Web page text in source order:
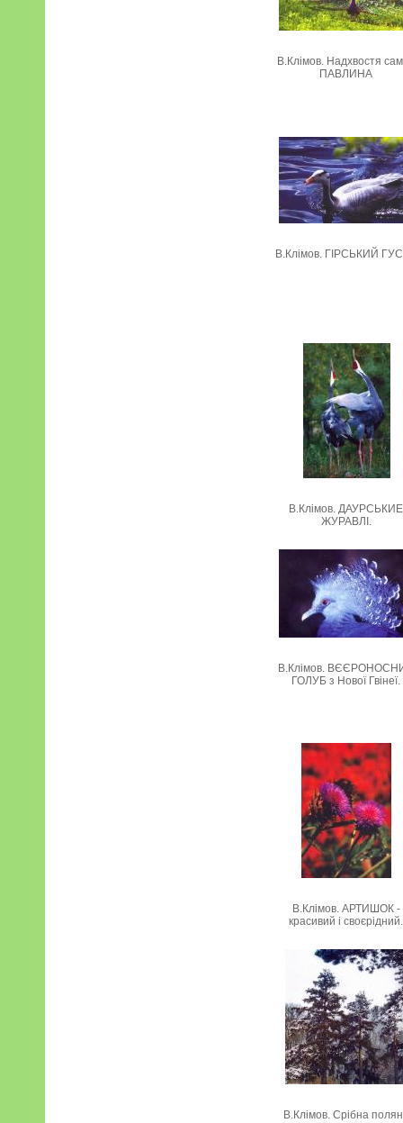
В.Клімов. Надхвостя
ПАВЛИНА
В.Клімов. ГІРСЬКИЙ
В.Клімов. ДАУРСЬКИЕ
ЖУРАВЛІ.
В.Клімов.
ГОЛУБ з Нової Гвінеї.
В.Клімов. АРТИШОК -
красивий і своєрідний.
В.Клімов. Срібна